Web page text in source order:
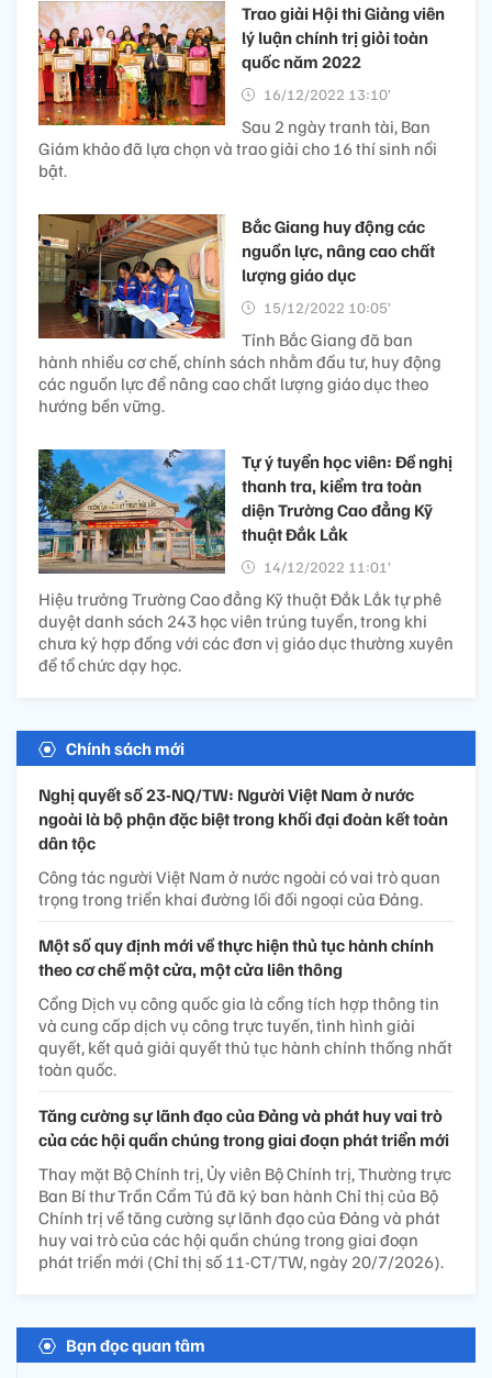
Trao giải Hội thi Giảng viên
lý luận chính trị giỏi toàn
quốc năm 2022
16/12/2022 13:10’
Sau 2 ngày tranh tài, Ban
Giám khảo đã lựa chọn và trao giải cho 16 thí sinh nổi
bật.
Bắc Giang huy động các
nguồn lực, nâng cao chất
lượng giáo dục
15/12/2022 10:05’
Tỉnh Bắc Giang đã ban
hành nhiều cơ chế, chính sách nhằm đầu tư, huy động
các nguồn lực để nâng cao chất lượng giáo dục theo
hướng bền vững.
Tự ý tuyển học viên: Đề nghị
thanh tra, kiểm tra toàn
diện Trường Cao đẳng Kỹ
thuật Đắk Lắk
14/12/2022 11:01’
Hiệu trưởng Trường Cao đẳng Kỹ thuật Đắk Lắk tự phê
duyệt danh sách 243 học viên trúng tuyển, trong khi
chưa ký hợp đồng với các đơn vị giáo dục thường xuyên
để tổ chức dạy học.
Chính sách mới
Nghị quyết số 23-NQ/TW: Người Việt Nam ở nước
ngoài là bộ phận đặc biệt trong khối đại đoàn kết toàn
dân tộc
Công tác người Việt Nam ở nước ngoài có vai trò quan
trọng trong triển khai đường lối đối ngoại của Đảng.
Một số quy định mới về thực hiện thủ tục hành chính
theo cơ chế một cửa, một cửa liên thông
Cổng Dịch vụ công quốc gia là cổng tích hợp thông tin
và cung cấp dịch vụ công trực tuyến, tình hình giải
quyết, kết quả giải quyết thủ tục hành chính thống nhất
toàn quốc.
Tăng cường sự lãnh đạo của Đảng và phát huy vai trò
của các hội quần chúng trong giai đoạn phát triển mới
Thay mặt Bộ Chính trị, Ủy viên Bộ Chính trị, Thường trực
Ban Bí thư Trần Cẩm Tú đã ký ban hành Chỉ thị của Bộ
Chính trị về tăng cường sự lãnh đạo của Đảng và phát
huy vai trò của các hội quần chúng trong giai đoạn
phát triển mới (Chỉ thị số 11-CT/TW, ngày 20/7/2026).
Bạn đọc quan tâm